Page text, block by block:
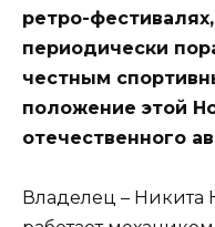
ретро-
периодически
честным
положение этой
отечественного
Владелец – Никита